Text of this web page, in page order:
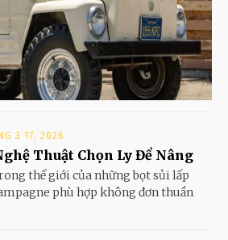
3 17, 2026
Thuật Chọn Ly Để Nâng
thế giới của những bọt sủi lấp
phù hợp không đơn thuần